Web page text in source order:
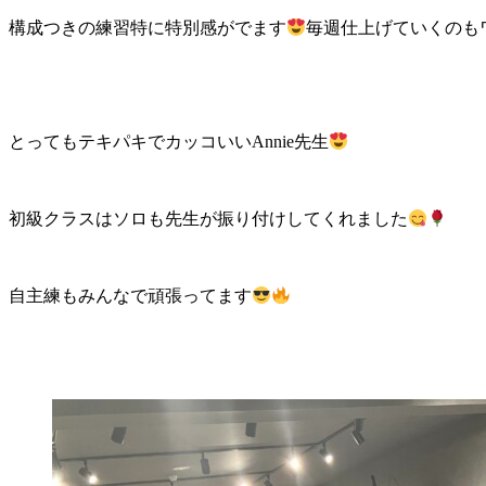
構成つきの練習特に特別感がでます 毎週仕上げていくのも
とってもテキパキでカッコいいAnnie先生
初級クラスはソロも先生が振り付けしてくれました
自主練もみんなで頑張ってます